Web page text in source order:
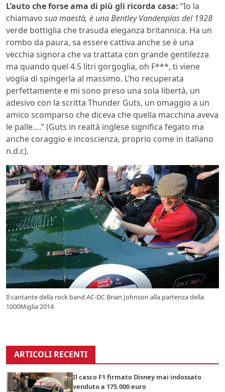
L’auto che forse ama di più gli ricorda casa: “Io la
chiamavo sua maestà, è una Bentley Vandenplas del 1928
verde bottiglia che trasuda eleganza britannica. Ha un
rombo da paura, sa essere cattiva anche se è una
vecchia signora che va trattata con grande gentilezza
ma quando quel 4.5 litri gorgoglia, oh F***, ti viene
voglia di spingerla al massimo. L’ho recuperata
perfettamente e mi sono preso una sola libertà, un
adesivo con la scritta Thunder Guts, un omaggio a un
amico scomparso che diceva che quella macchina aveva
le palle….” (Guts in realtà inglese significa fegato ma
anche coraggio e incoscienza, proprio come in italiano
n.d.r.).
Il cantante della rock band AC-DC Brian Johnson alla partenza della
1000Miglia 2014
ARTICOLI RECENTI
Il casco F1 firmato Disney mai indossato
venduto a 175.000 euro